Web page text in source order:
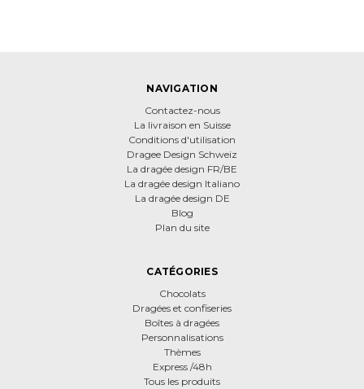
NAVIGATION
Contactez-nous
La livraison en Suisse
Conditions d'utilisation
Dragee Design Schweiz
La dragée design FR/BE
La dragée design Italiano
La dragée design DE
Blog
Plan du site
CATÉGORIES
Chocolats
Dragées et confiseries
Boîtes à dragées
Personnalisations
Thèmes
Express /48h
Tous les produits